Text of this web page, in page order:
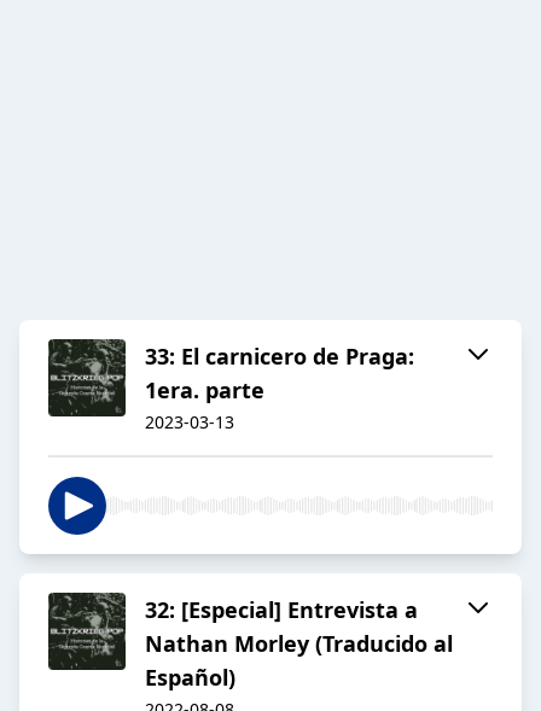
33: El carnicero de Praga:
1era. parte
2023-03-13
32: [Especial] Entrevista a
Nathan Morley (Traducido al
Español)